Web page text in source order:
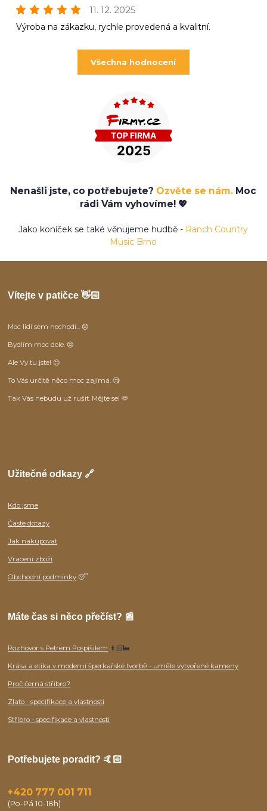
11. 12. 2025
Výroba na zákazku, rychle provedená a kvalitní.
Všechna hodnocení
Nenašli jste, co potřebujete? Ozvěte se nám. Moc
rádi Vám vyhovíme! 💖
Jako koníček se také věnujeme hudbě - Ranch Country
Music Brno
Vítejte v patičce 👋🏻
Moc lidí sem nechodí... 😞
Bydlím moc dole. 😒
Ale Vy tu jste! 😊
To Vás určitě něco moc zajímá. 🧐
Tak Vás nebudu už rušit. Mějte se! 🫶
Užitečné odkazy 🔗
Kdo jsme
Časté dotazy
Jak nakupovat
Vracení zboží
Obchodní podmínky 😴
Máte čas si něco přečíst? 📰
Rozhovor s Petrem Pospíšilem 👨🏻‍🏭
Krása a etika v moderní šperkařské tvorbě - uměle vytvořené kameny
Proč černá stříbro?
Zlato - specifikace a vlastnosti
Stříbro - specifikace a vlastnosti
Potřebujete poradit? 🤙🏻
+420 777 001 711
(Po-Pá 10-18h)